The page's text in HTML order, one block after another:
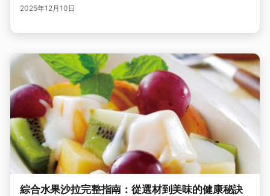
2025年12月10日
綜合水果沙拉完整指南：從選材到美味的健康秘訣